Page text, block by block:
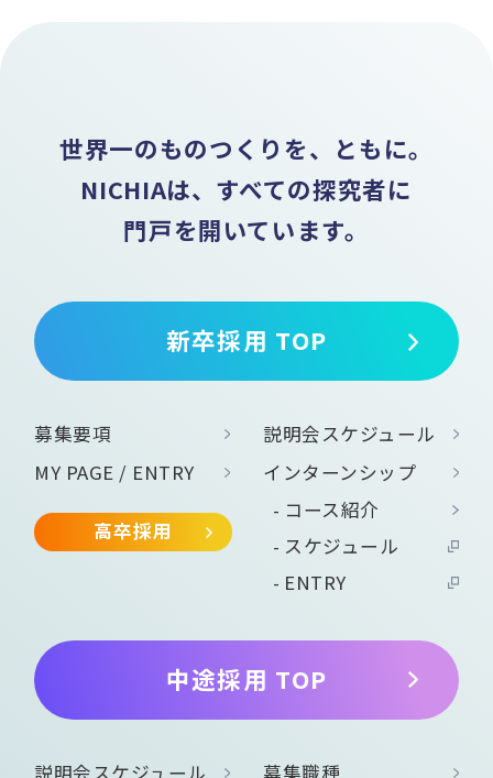
世界一のものつくりを、ともに。
NICHIAは、すべての探究者に
門戸を開いています。
新卒採用 TOP
募集要項
説明会スケジュール
MY PAGE / ENTRY
インターンシップ
コース紹介
スケジュール
ENTRY
高卒採用
中途採用 TOP